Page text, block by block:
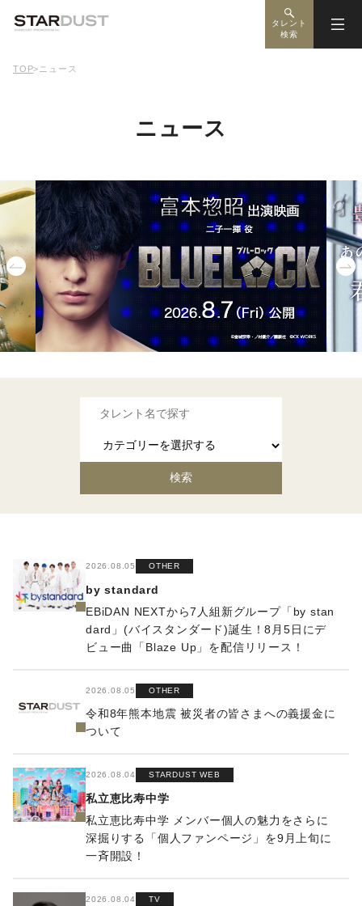
タレント
検索
TOP> ニュース
ニュース
2026.08.05 OTHER
by standard
EBiDAN NEXTから7⼈組新グループ「by stan
dard」(バイスタンダード)誕⽣！8⽉5⽇にデ
ビュー曲「Blaze Up」を配信リリース！
2026.08.05 OTHER
令和8年熊本地震 被災者の皆さまへの義援金に
ついて
2026.08.04 STARDUST WEB
私立恵比寿中学
私立恵比寿中学 メンバー個人の魅力をさらに
深掘りする「個人ファンページ」を9月上旬に
一斉開設！
2026.08.04 TV